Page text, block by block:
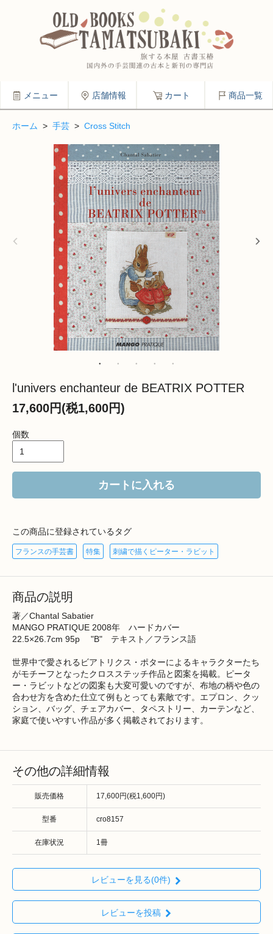
メニュー 店舗情報 カート 商品一覧
ホーム > 手芸 > Cross Stitch
l'univers enchanteur de BEATRIX POTTER
17,600円(税1,600円)
個数
カートに入れる
この商品に登録されているタグ
フランスの手芸書 特集 刺繍で描くピーター・ラビット
商品の説明
著／Chantal Sabatier
MANGO PRATIQUE 2008年 ハードカバー
22.5×26.7cm 95p "B" テキスト／フランス語
世界中で愛されるビアトリクス・ポターによるキャラクターたち
がモチーフとなったクロスステッチ作品と図案を掲載。ピータ
ー・ラビットなどの図案も大変可愛いのですが、布地の柄や色の
合わせ方を含めた仕立て例もとっても素敵です。エプロン、クッ
ション、バッグ、チェアカバー、タペストリー、カーテンなど、
家庭で使いやすい作品が多く掲載されております。
その他の詳細情報
販売価格 17,600円(税1,600円)
型番 cro8157
在庫状況 1冊
レビューを見る(0件)
レビューを投稿